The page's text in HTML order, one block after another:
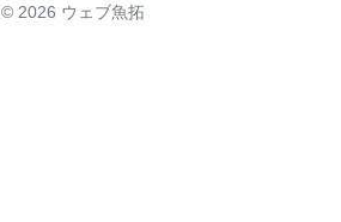
© 2026 ウェブ魚拓